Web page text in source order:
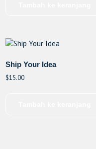
Ship Your Idea
$15.00